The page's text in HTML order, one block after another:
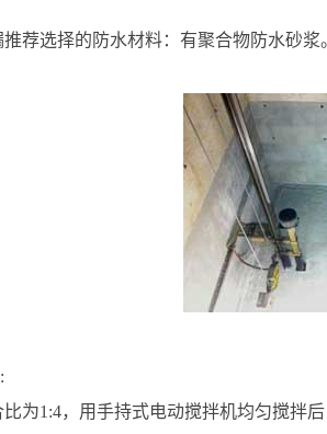
推荐选择的防水材料：有聚合物防水砂
1:4，用手持式电动搅拌机均匀搅拌后